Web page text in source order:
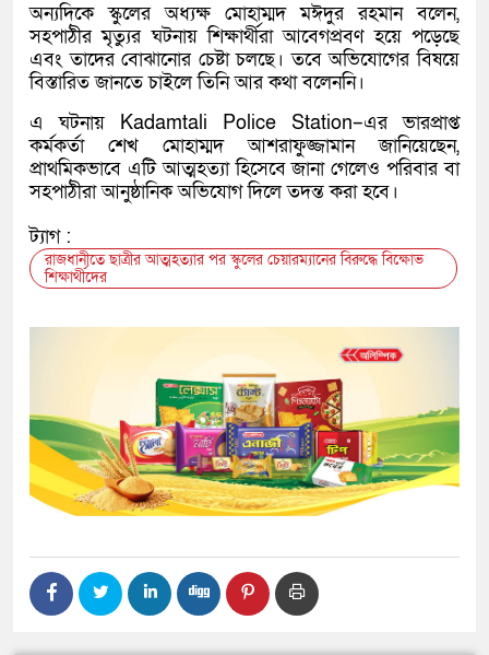
অন্যদিকে স্কুলের অধ্যক্ষ মোহাম্মদ মঈদুর রহমান বলেন,
সহপাঠীর মৃত্যুর ঘটনায় শিক্ষার্থীরা আবেগপ্রবণ হয়ে পড়েছে
এবং তাদের বোঝানোর চেষ্টা চলছে। তবে অভিযোগের বিষয়ে
বিস্তারিত জানতে চাইলে তিনি আর কথা বলেননি।
এ ঘটনায় Kadamtali Police Station–এর ভারপ্রাপ্ত
কর্মকর্তা শেখ মোহাম্মদ আশরাফুজ্জামান জানিয়েছেন,
প্রাথমিকভাবে এটি আত্মহত্যা হিসেবে জানা গেলেও পরিবার বা
সহপাঠীরা আনুষ্ঠানিক অভিযোগ দিলে তদন্ত করা হবে।
ট্যাগ :
রাজধানীতে ছাত্রীর আত্মহত্যার পর স্কুলের চেয়ারম্যানের বিরুদ্ধে বিক্ষোভ
শিক্ষার্থীদের